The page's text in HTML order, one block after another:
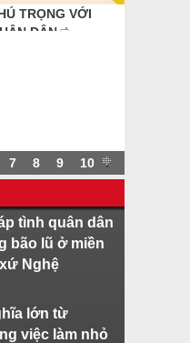
LIÊNG, CAO
TRỌNG VỚI
DÂN
7 8 9 10 .
tình quân dân
bão lũ ở miền
Nghệ
lớn từ
việc làm nhỏ